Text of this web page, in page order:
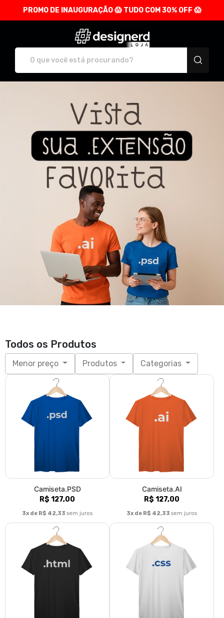
PROMO DE INAUGURAÇÃO 😱 TUDO COM 30% OFF 😱
Loja Designerd -
Todos os Produtos
Menor preço Produtos Categorias
Camiseta.PSD
R$ 127,00
3x de R$ 42,33 sem juros
Camiseta.AI
R$ 127,00
3x de R$ 42,33 sem juros